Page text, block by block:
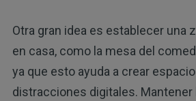
Otra gran idea es establecer una
en casa, como la mesa del
ya que esto ayuda a crear
distracciones digitales.